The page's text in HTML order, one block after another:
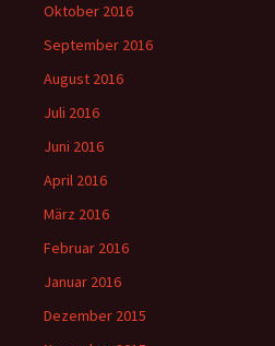
Oktober 2016
September 2016
August 2016
Juli 2016
Juni 2016
April 2016
März 2016
Februar 2016
Januar 2016
Dezember 2015